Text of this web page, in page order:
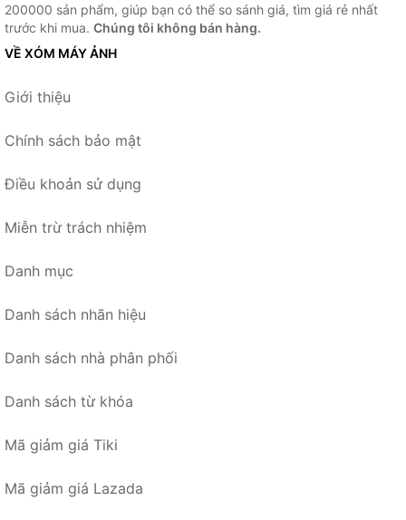
200000 sản phẩm, giúp bạn có thể so sánh giá, tìm giá rẻ nhất
trước khi mua. Chúng tôi không bán hàng.
VỀ XÓM MÁY ẢNH
Giới thiệu
Chính sách bảo mật
Điều khoản sử dụng
Miễn trừ trách nhiệm
Danh mục
Danh sách nhãn hiệu
Danh sách nhà phân phối
Danh sách từ khóa
Mã giảm giá Tiki
Mã giảm giá Lazada